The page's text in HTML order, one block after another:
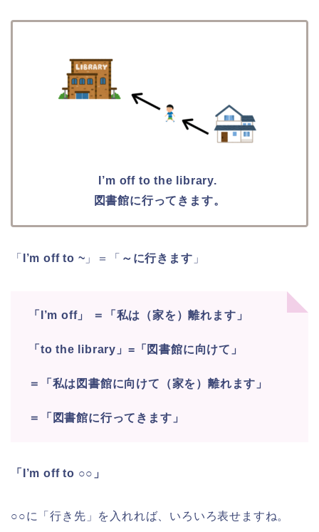
I’m off to the library.
図書館に行ってきます。
「 I’m off to ~ 」＝「 ～に行きます 」
「I’m off」 ＝「私は（家を）離れます」
「to the library」=「図書館に向けて」
＝「私は図書館に向けて（家を）離れます」
＝「図書館に行ってきます」
「I’m off to ○○」
○○に「行き先」を入れれば、いろいろ表せますね。